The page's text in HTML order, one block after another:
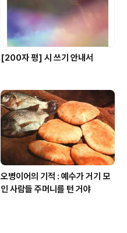
[200자 평] 시 쓰기 안내서
오병이어의 기적 : 예수가 거기 모
인 사람들 주머니를 턴 거야